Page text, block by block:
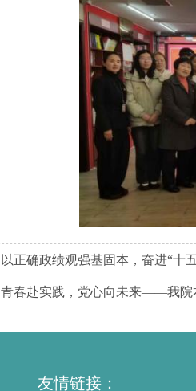
以正确政绩观强基固本，奋进“
青春赴实践，党心向未来——我院
友情链接：